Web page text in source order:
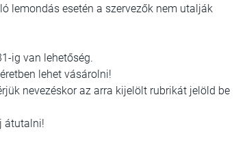
lemondás esetén a szervezők nem utalják
ig van lehetőség.
lehet vásárolni!
nevezéskor az arra kijelölt rubrikát jelöld be
átutalni!